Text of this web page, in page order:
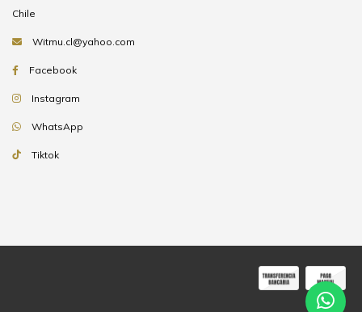
Chile
Witmu.cl@yahoo.com
Facebook
Instagram
WhatsApp
Tiktok